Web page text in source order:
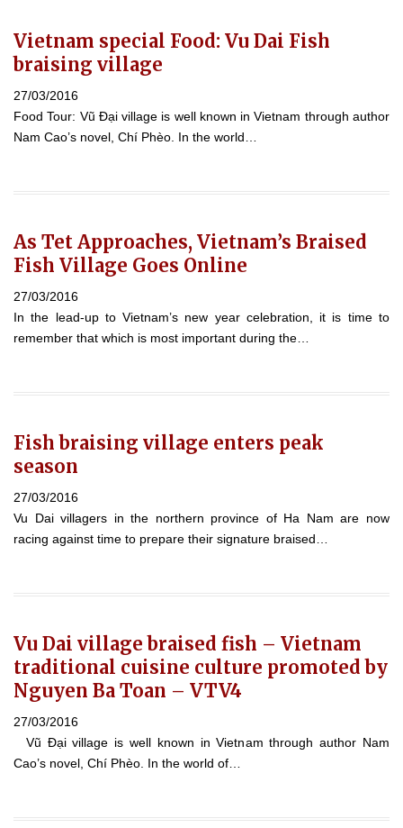
Vietnam special Food: Vu Dai Fish
braising village
27/03/2016
Food Tour: Vũ Đại village is well known in Vietnam through author
Nam Cao’s novel, Chí Phèo. In the world…
As Tet Approaches, Vietnam’s Braised
Fish Village Goes Online
27/03/2016
In the lead-up to Vietnam’s new year celebration, it is time to
remember that which is most important during the…
Fish braising village enters peak
season
27/03/2016
Vu Dai villagers in the northern province of Ha Nam are now
racing against time to prepare their signature braised…
Vu Dai village braised fish – Vietnam
traditional cuisine culture promoted by
Nguyen Ba Toan – VTV4
27/03/2016
Vũ Đại village is well known in Vietnam through author Nam
Cao’s novel, Chí Phèo. In the world of…